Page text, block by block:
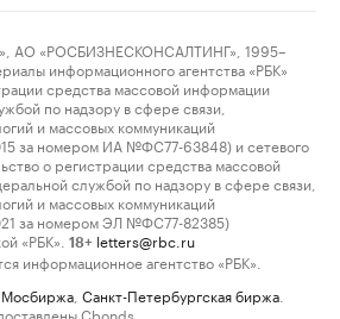
АО «РОСБИЗНЕСКОНСАЛТИНГ», 1995–
информационного агентства «РБК»
средства массовой информации
по надзору в сфере связи,
и массовых коммуникаций
за номером ИА №ФС77-63848) и сетевого
о регистрации средства массовой
службой по надзору в сфере связи,
и массовых коммуникаций
за номером ЭЛ №ФС77-82385)
«РБК».
18+ letters@rbc.ru
информационное агентство «РБК».
Мосбиржа Санкт-Петербургская биржа
Cbonds.